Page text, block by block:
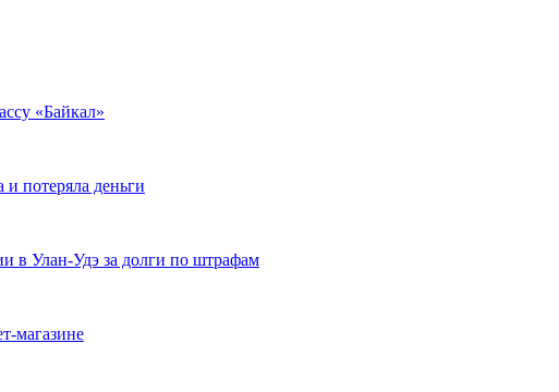
«Байкал»
потеряла деньги
в Улан-Удэ за долги по штрафам
магазине